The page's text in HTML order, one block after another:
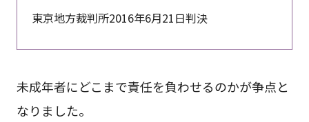
東京地方裁判所2016年6月21日判決
未成年者にどこまで責任を負わせるのかが争点と
なりました。